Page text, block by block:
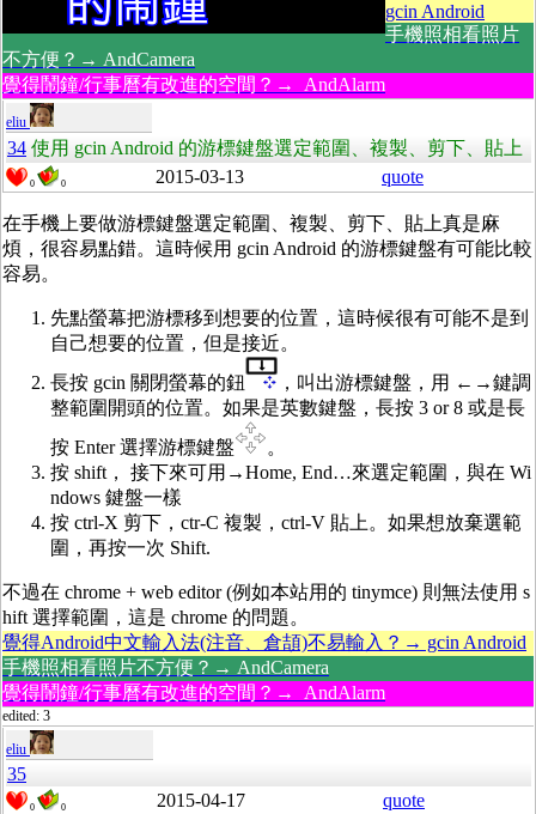
gcin Android
手機照相看照片
不方便？→ AndCamera
覺得鬧鐘/行事曆有改進的空間？→ AndAlarm
eliu
34 使用 gcin Android 的游標鍵盤選定範圍、複製、剪下、貼上
0 0 2015-03-13 quote
在手機上要做游標鍵盤選定範圍、複製、剪下、貼上真是麻
煩，很容易點錯。這時候用 gcin Android 的游標鍵盤有可能比較
容易。
先點螢幕把游標移到想要的位置，這時候很有可能不是到
自己想要的位置，但是接近。
長按 gcin 關閉螢幕的鈕
，叫出游標鍵盤，用 ←→鍵調
整範圍開頭的位置。如果是英數鍵盤，長按 3 or 8 或是長
按 Enter 選擇游標鍵盤
。
按 shift， 接下來可用→Home, End…來選定範圍，與在 Wi
ndows 鍵盤一樣
按 ctrl-X 剪下，ctr-C 複製，ctrl-V 貼上。如果想放棄選範
圍，再按一次 Shift.
不過在 chrome + web editor (例如本站用的 tinymce) 則無法使用 s
hift 選擇範圍，這是 chrome 的問題。
覺得Android中文輸入法(注音、倉頡)不易輸入？→ gcin Android
手機照相看照片不方便？→ AndCamera
覺得鬧鐘/行事曆有改進的空間？→ AndAlarm
edited: 3
eliu
35
0 0 2015-04-17 quote